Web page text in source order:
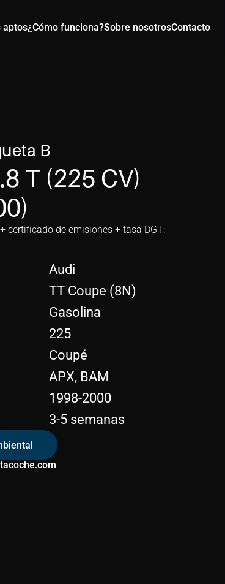
aptos¿Cómo funciona?Sobre nosotrosContacto
B
T (225 CV)
certificado de emisiones + tasa DGT:
Audi
TT Coupe (8N)
Gasolina
225
Coupé
APX, BAM
1998-2000
3-5 semanas